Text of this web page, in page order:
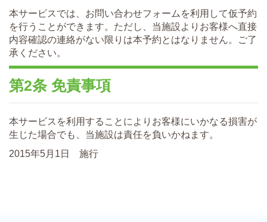
本サービスでは、お問い合わせフォームを利用して仮予約
を行うことができます。ただし、当施設よりお客様へ直接
内容確認の連絡がない限りは本予約とはなりません。ご了
承ください。
第2条 免責事項
本サービスを利用することによりお客様にいかなる損害が
生じた場合でも、当施設は責任を負いかねます。
2015年5月1日 施行